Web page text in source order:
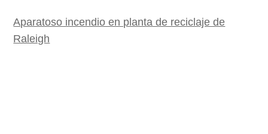
Aparatoso incendio en planta de reciclaje de
Raleigh